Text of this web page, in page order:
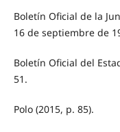
Boletín Oficial de la
16 de septiembre de
Boletín Oficial del
51.
Polo (2015, p. 85).